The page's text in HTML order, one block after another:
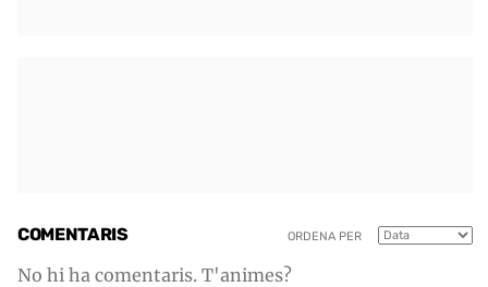
COMENTARIS ORDENA PER
No hi ha comentaris. T'animes?